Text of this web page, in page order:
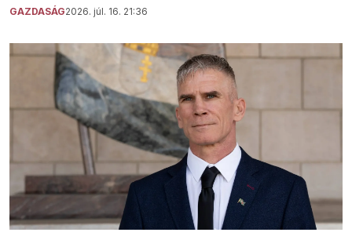
GAZDASÁG2026. júl. 16. 21:36